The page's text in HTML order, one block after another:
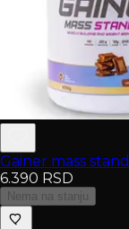
Gainer mass
6.390 RSD
Nema na stanju